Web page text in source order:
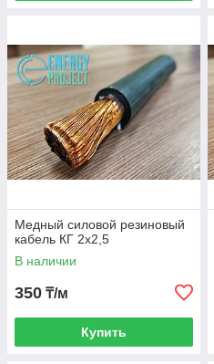
Медный силовой резиновый
кабель КГ 2х2,5
В наличии
350 ₸/м
Купить